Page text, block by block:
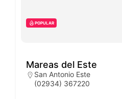
POPULAR
Mareas del Este
San Antonio Este
(02934) 367220